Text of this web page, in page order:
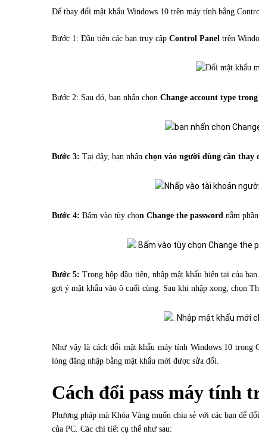
Để thay đổi mật khẩu Windows 10 trên máy tính bằng
Bước 1: Đầu tiên các bạn truy cập Control Panel trên
Bước 2: Sau đó, bạn nhấn chọn Change account type trong
Bước 3: Tại đây, bạn nhấn chọn vào người dùng cần thay
Bước 4: Bấm vào tùy chọn Change the password nằm
Bước 5: Trong hộp đầu tiên, nhập mật khẩu hiện tại của
gợi ý mật khẩu vào ô cuối cùng. Sau khi nhập xong, chọn
Như vậy là cách đổi mật khẩu máy tính Windows 10 trong
lòng đăng nhập bằng mật khẩu mới được sửa đổi.
Cách đổi pass máy tính
Phương pháp mà Khóa Vàng muốn chia sẻ với các bạn để
của PC. Các chi tiết cụ thể như sau: